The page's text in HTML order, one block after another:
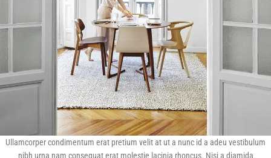
Ullamcorper condimentum erat pretium velit at ut a nunc id a adeu vestibulum
nibh urna nam consequat erat molestie lacinia rhoncus. Nisi a diamida